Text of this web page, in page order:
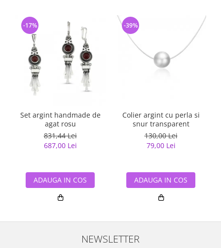
Set argint handmade de
agat rosu
831,44 Lei
687,00 Lei
-17%
ADAUGA IN COS
Colier argint cu perla si
snur transparent
130,00 Lei
79,00 Lei
-39%
ADAUGA IN COS
NEWSLETTER